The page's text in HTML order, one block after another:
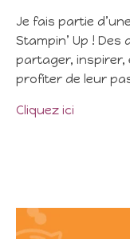
Je fais partie
Stampin’ Up !
partager, inspirer,
profiter de leur
Cliquez ici